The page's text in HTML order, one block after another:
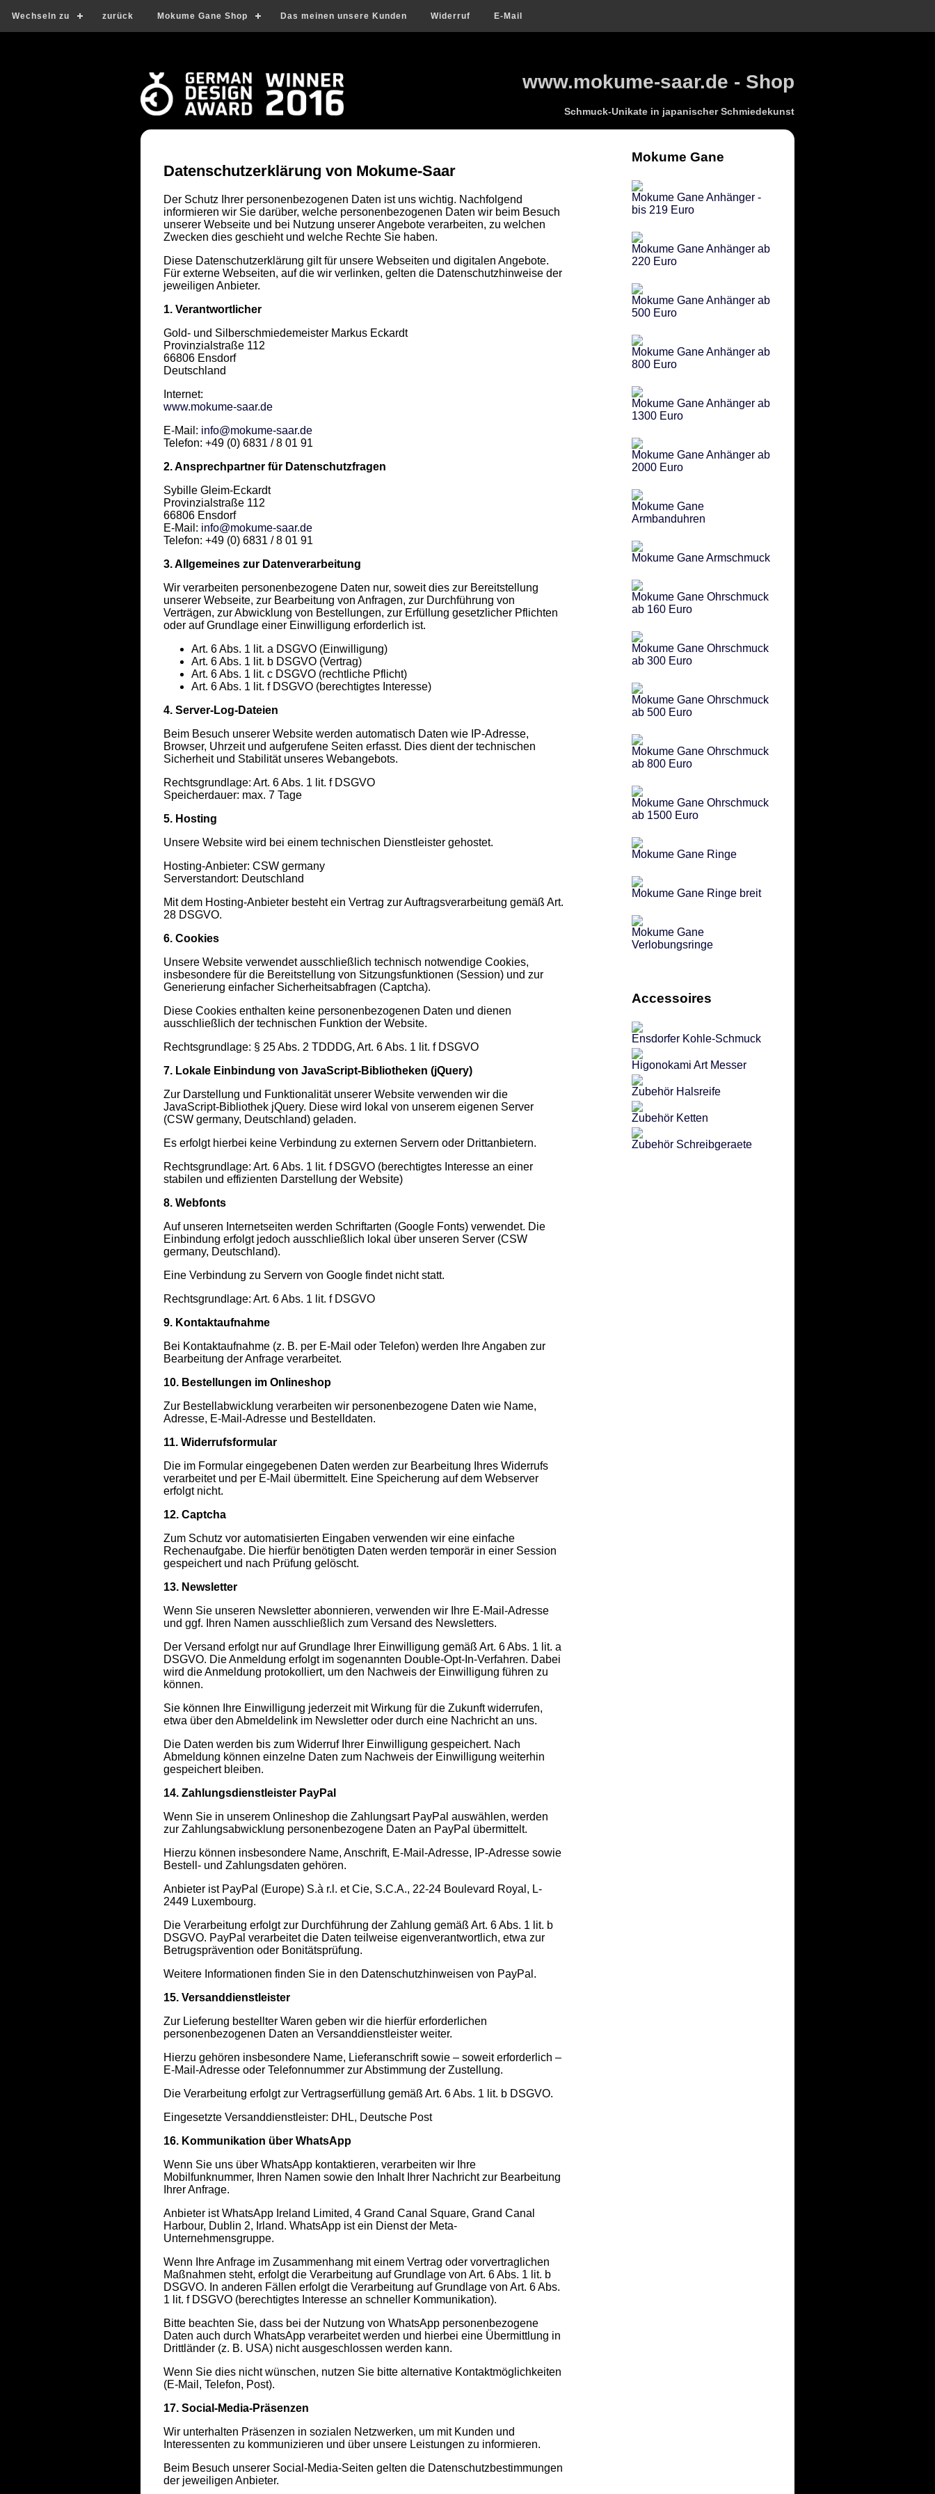
Wechseln zu zurück Mokume Gane Shop Das meinen unsere Kunden Widerruf E-Mail
www.mokume-saar.de - Shop
Schmuck-Unikate in japanischer Schmiedekunst
Datenschutzerklärung von Mokume-Saar
Der Schutz Ihrer personenbezogenen Daten ist uns wichtig. Nachfolgend
informieren wir Sie darüber, welche personenbezogenen Daten wir beim Besuch
unserer Webseite und bei Nutzung unserer Angebote verarbeiten, zu welchen
Zwecken dies geschieht und welche Rechte Sie haben.
Diese Datenschutzerklärung gilt für unsere Webseiten und digitalen Angebote.
Für externe Webseiten, auf die wir verlinken, gelten die Datenschutzhinweise der
jeweiligen Anbieter.
1. Verantwortlicher
Gold- und Silberschmiedemeister Markus Eckardt
Provinzialstraße 112
66806 Ensdorf
Deutschland
Internet:
www.mokume-saar.de
E-Mail: info@mokume-saar.de
Telefon: +49 (0) 6831 / 8 01 91
2. Ansprechpartner für Datenschutzfragen
Sybille Gleim-Eckardt
Provinzialstraße 112
66806 Ensdorf
E-Mail: info@mokume-saar.de
Telefon: +49 (0) 6831 / 8 01 91
3. Allgemeines zur Datenverarbeitung
Wir verarbeiten personenbezogene Daten nur, soweit dies zur Bereitstellung
unserer Webseite, zur Bearbeitung von Anfragen, zur Durchführung von
Verträgen, zur Abwicklung von Bestellungen, zur Erfüllung gesetzlicher Pflichten
oder auf Grundlage einer Einwilligung erforderlich ist.
Art. 6 Abs. 1 lit. a DSGVO (Einwilligung)
Art. 6 Abs. 1 lit. b DSGVO (Vertrag)
Art. 6 Abs. 1 lit. c DSGVO (rechtliche Pflicht)
Art. 6 Abs. 1 lit. f DSGVO (berechtigtes Interesse)
4. Server-Log-Dateien
Beim Besuch unserer Website werden automatisch Daten wie IP-Adresse,
Browser, Uhrzeit und aufgerufene Seiten erfasst. Dies dient der technischen
Sicherheit und Stabilität unseres Webangebots.
Rechtsgrundlage: Art. 6 Abs. 1 lit. f DSGVO
Speicherdauer: max. 7 Tage
5. Hosting
Unsere Website wird bei einem technischen Dienstleister gehostet.
Hosting-Anbieter: CSW germany
Serverstandort: Deutschland
Mit dem Hosting-Anbieter besteht ein Vertrag zur Auftragsverarbeitung gemäß Art.
28 DSGVO.
6. Cookies
Unsere Website verwendet ausschließlich technisch notwendige Cookies,
insbesondere für die Bereitstellung von Sitzungsfunktionen (Session) und zur
Generierung einfacher Sicherheitsabfragen (Captcha).
Diese Cookies enthalten keine personenbezogenen Daten und dienen
ausschließlich der technischen Funktion der Website.
Rechtsgrundlage: § 25 Abs. 2 TDDDG, Art. 6 Abs. 1 lit. f DSGVO
7. Lokale Einbindung von JavaScript-Bibliotheken (jQuery)
Zur Darstellung und Funktionalität unserer Website verwenden wir die
JavaScript-Bibliothek jQuery. Diese wird lokal von unserem eigenen Server
(CSW germany, Deutschland) geladen.
Es erfolgt hierbei keine Verbindung zu externen Servern oder Drittanbietern.
Rechtsgrundlage: Art. 6 Abs. 1 lit. f DSGVO (berechtigtes Interesse an einer
stabilen und effizienten Darstellung der Website)
8. Webfonts
Auf unseren Internetseiten werden Schriftarten (Google Fonts) verwendet. Die
Einbindung erfolgt jedoch ausschließlich lokal über unseren Server (CSW
germany, Deutschland).
Eine Verbindung zu Servern von Google findet nicht statt.
Rechtsgrundlage: Art. 6 Abs. 1 lit. f DSGVO
9. Kontaktaufnahme
Bei Kontaktaufnahme (z. B. per E-Mail oder Telefon) werden Ihre Angaben zur
Bearbeitung der Anfrage verarbeitet.
10. Bestellungen im Onlineshop
Zur Bestellabwicklung verarbeiten wir personenbezogene Daten wie Name,
Adresse, E-Mail-Adresse und Bestelldaten.
11. Widerrufsformular
Die im Formular eingegebenen Daten werden zur Bearbeitung Ihres Widerrufs
verarbeitet und per E-Mail übermittelt. Eine Speicherung auf dem Webserver
erfolgt nicht.
12. Captcha
Zum Schutz vor automatisierten Eingaben verwenden wir eine einfache
Rechenaufgabe. Die hierfür benötigten Daten werden temporär in einer Session
gespeichert und nach Prüfung gelöscht.
13. Newsletter
Wenn Sie unseren Newsletter abonnieren, verwenden wir Ihre E-Mail-Adresse
und ggf. Ihren Namen ausschließlich zum Versand des Newsletters.
Der Versand erfolgt nur auf Grundlage Ihrer Einwilligung gemäß Art. 6 Abs. 1 lit. a
DSGVO. Die Anmeldung erfolgt im sogenannten Double-Opt-In-Verfahren. Dabei
wird die Anmeldung protokolliert, um den Nachweis der Einwilligung führen zu
können.
Sie können Ihre Einwilligung jederzeit mit Wirkung für die Zukunft widerrufen,
etwa über den Abmeldelink im Newsletter oder durch eine Nachricht an uns.
Die Daten werden bis zum Widerruf Ihrer Einwilligung gespeichert. Nach
Abmeldung können einzelne Daten zum Nachweis der Einwilligung weiterhin
gespeichert bleiben.
14. Zahlungsdienstleister PayPal
Wenn Sie in unserem Onlineshop die Zahlungsart PayPal auswählen, werden
zur Zahlungsabwicklung personenbezogene Daten an PayPal übermittelt.
Hierzu können insbesondere Name, Anschrift, E-Mail-Adresse, IP-Adresse sowie
Bestell- und Zahlungsdaten gehören.
Anbieter ist PayPal (Europe) S.à r.l. et Cie, S.C.A., 22-24 Boulevard Royal, L-
2449 Luxembourg.
Die Verarbeitung erfolgt zur Durchführung der Zahlung gemäß Art. 6 Abs. 1 lit. b
DSGVO. PayPal verarbeitet die Daten teilweise eigenverantwortlich, etwa zur
Betrugsprävention oder Bonitätsprüfung.
Weitere Informationen finden Sie in den Datenschutzhinweisen von PayPal.
15. Versanddienstleister
Zur Lieferung bestellter Waren geben wir die hierfür erforderlichen
personenbezogenen Daten an Versanddienstleister weiter.
Hierzu gehören insbesondere Name, Lieferanschrift sowie – soweit erforderlich –
E-Mail-Adresse oder Telefonnummer zur Abstimmung der Zustellung.
Die Verarbeitung erfolgt zur Vertragserfüllung gemäß Art. 6 Abs. 1 lit. b DSGVO.
Eingesetzte Versanddienstleister: DHL, Deutsche Post
16. Kommunikation über WhatsApp
Wenn Sie uns über WhatsApp kontaktieren, verarbeiten wir Ihre
Mobilfunknummer, Ihren Namen sowie den Inhalt Ihrer Nachricht zur Bearbeitung
Ihrer Anfrage.
Anbieter ist WhatsApp Ireland Limited, 4 Grand Canal Square, Grand Canal
Harbour, Dublin 2, Irland. WhatsApp ist ein Dienst der Meta-
Unternehmensgruppe.
Wenn Ihre Anfrage im Zusammenhang mit einem Vertrag oder vorvertraglichen
Maßnahmen steht, erfolgt die Verarbeitung auf Grundlage von Art. 6 Abs. 1 lit. b
DSGVO. In anderen Fällen erfolgt die Verarbeitung auf Grundlage von Art. 6 Abs.
1 lit. f DSGVO (berechtigtes Interesse an schneller Kommunikation).
Bitte beachten Sie, dass bei der Nutzung von WhatsApp personenbezogene
Daten auch durch WhatsApp verarbeitet werden und hierbei eine Übermittlung in
Drittländer (z. B. USA) nicht ausgeschlossen werden kann.
Wenn Sie dies nicht wünschen, nutzen Sie bitte alternative Kontaktmöglichkeiten
(E-Mail, Telefon, Post).
17. Social-Media-Präsenzen
Wir unterhalten Präsenzen in sozialen Netzwerken, um mit Kunden und
Interessenten zu kommunizieren und über unsere Leistungen zu informieren.
Beim Besuch unserer Social-Media-Seiten gelten die Datenschutzbestimmungen
der jeweiligen Anbieter.
Mokume Gane
Mokume Gane Anhänger -
bis 219 Euro
Mokume Gane Anhänger ab
220 Euro
Mokume Gane Anhänger ab
500 Euro
Mokume Gane Anhänger ab
800 Euro
Mokume Gane Anhänger ab
1300 Euro
Mokume Gane Anhänger ab
2000 Euro
Mokume Gane
Armbanduhren
Mokume Gane Armschmuck
Mokume Gane Ohrschmuck
ab 160 Euro
Mokume Gane Ohrschmuck
ab 300 Euro
Mokume Gane Ohrschmuck
ab 500 Euro
Mokume Gane Ohrschmuck
ab 800 Euro
Mokume Gane Ohrschmuck
ab 1500 Euro
Mokume Gane Ringe
Mokume Gane Ringe breit
Mokume Gane
Verlobungsringe
Accessoires
Ensdorfer Kohle-Schmuck
Higonokami Art Messer
Zubehör Halsreife
Zubehör Ketten
Zubehör Schreibgeraete